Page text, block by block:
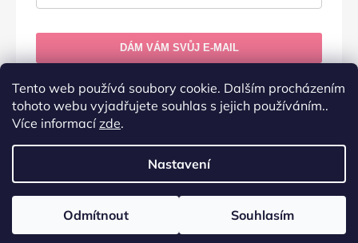
Tento web používá soubory cookie. Dalším procházením
tohoto webu vyjadřujete souhlas s jejich používáním..
Více informacízde.
Nastavení
Odmítnout Souhlasím
DÁM VÁM SVŮJ E-MAIL
Vytvořil Shoptet
Copyright 2026
. Všechna práva
vyhrazena.